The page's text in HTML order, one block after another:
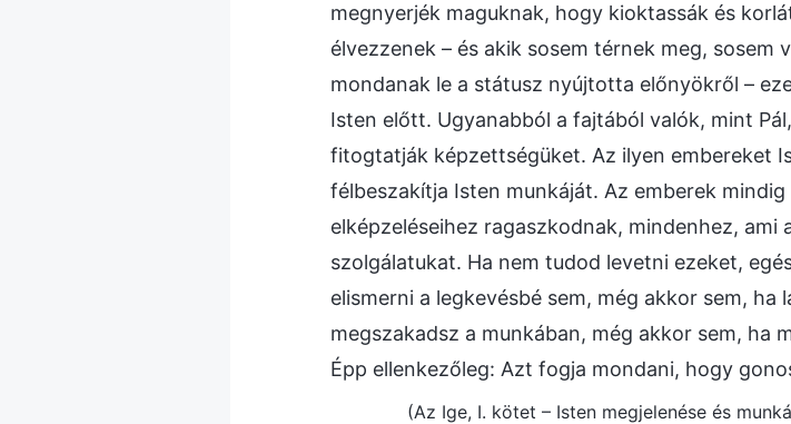
megnyerjék maguknak, hogy kioktassák és
élvezzenek – és akik sosem térnek meg, sosem
mondanak le a státusz nyújtotta előnyökről –
Isten előtt. Ugyanabból a fajtából valók, mint
fitogtatják képzettségüket. Az ilyen embereket
félbeszakítja Isten munkáját. Az emberek
elképzeléseihez ragaszkodnak, mindenhez,
szolgálatukat. Ha nem tudod levetni ezeket,
elismerni a legkevésbé sem, még akkor sem,
megszakadsz a munkában, még akkor sem, ha
Épp ellenkezőleg: Azt fogja mondani, hogy
(Az Ige, I. kötet – Isten megjelenése és